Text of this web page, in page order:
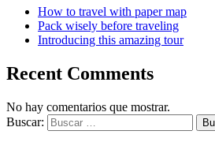
How to travel with paper map
Pack wisely before traveling
Introducing this amazing tour
Recent Comments
No hay comentarios que mostrar.
Buscar: